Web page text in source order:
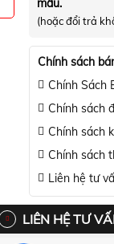
mẫu.
(hoặc đổi trả
Chính sách
Chính Sách
Chính sách
Chính sách
Chính sách
Liên hệ tư
LIÊN HỆ TƯ